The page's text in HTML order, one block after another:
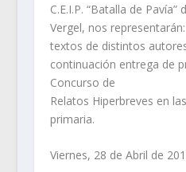
C.E.I.P. “Batalla de Pavía”
Vergel, nos
textos de distintos
continuación entrega de
Concurso de
Relatos Hiperbreves en
primaria.
Viernes, 28 de Abril de